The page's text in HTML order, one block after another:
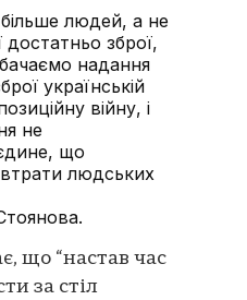
людей, а не
достатньо зброї,
надання
українській
війну, і
не
що
людських
що “настав час
за стіл